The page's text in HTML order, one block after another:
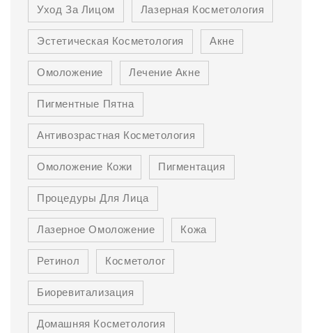
Уход За Лицом
Лазерная Косметология
Эстетическая Косметология
Акне
Омоложение
Лечение Акне
Пигментные Пятна
Антивозрастная Косметология
Омоложение Кожи
Пигментация
Процедуры Для Лица
Лазерное Омоложение
Кожа
Ретинол
Косметолог
Биоревитализация
Домашняя Косметология